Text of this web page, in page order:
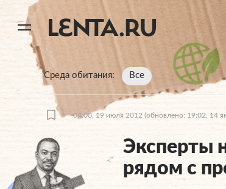
Среда обитания Все
04:00, 19 июля 2012 (обновлено: 19:02, 14
Эксперты
рядом с